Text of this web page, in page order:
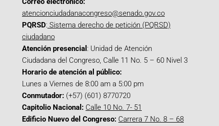
atencionciudadanacongreso@senado.gov.co
PQRSD: Sistema derecho de petición (PQRSD)
ciudadano
Atención presencial : Unidad de Atención
Ciudadana del Congreso, Calle 11 No. 5 – 60 Nivel 3
Horario de atención al público:
Lunes a Viernes de 8:00 am a 5:00 pm
Conmutador: (+57) (601) 8770720
Capitolio Nacional: Calle 10 No. 7- 51
Edificio Nuevo del Congreso: Carrera 7 No. 8 – 68